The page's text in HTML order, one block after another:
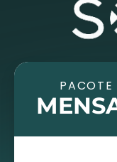
PACOTE